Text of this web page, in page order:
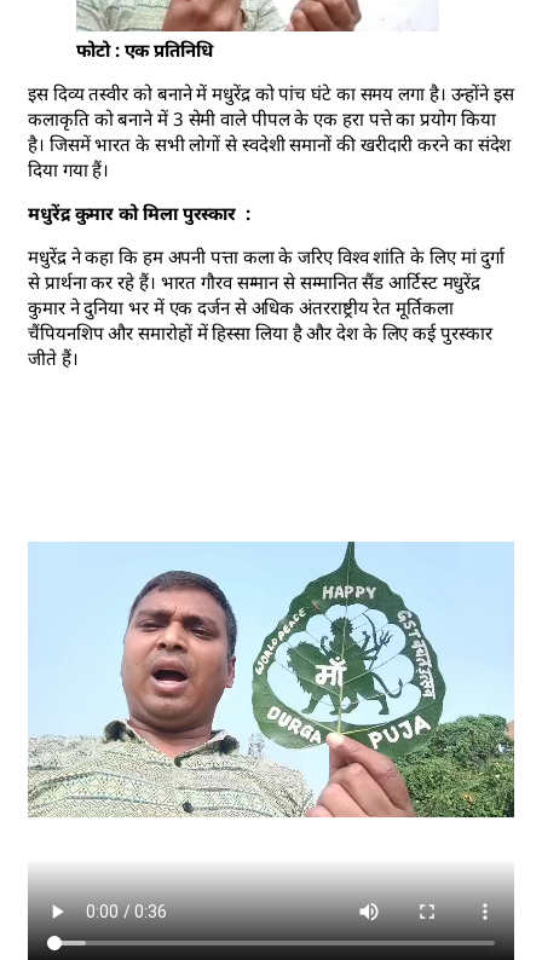
फोटो : एक प्रतिनिधि
इस दिव्य तस्वीर को बनाने में मधुरेंद्र को पांच घंटे का समय लगा है। उन्होंने इस
कलाकृति को बनाने में 3 सेमी वाले पीपल के एक हरा पत्ते का प्रयोग किया
है। जिसमें भारत के सभी लोगों से स्वदेशी समानों की खरीदारी करने का संदेश
दिया गया हैं।
मधुरेंद्र कुमार को मिला पुरस्कार :
मधुरेंद्र ने कहा कि हम अपनी पत्ता कला के जरिए विश्व शांति के लिए मां दुर्गा
से प्रार्थना कर रहे हैं। भारत गौरव सम्मान से सम्मानित सैंड आर्टिस्ट मधुरेंद्र
कुमार ने दुनिया भर में एक दर्जन से अधिक अंतरराष्ट्रीय रेत मूर्तिकला
चैंपियनशिप और समारोहों में हिस्सा लिया है और देश के लिए कई पुरस्कार
जीते हैं।